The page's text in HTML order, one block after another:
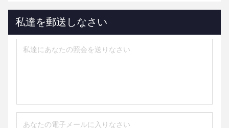
私達を郵送しなさい